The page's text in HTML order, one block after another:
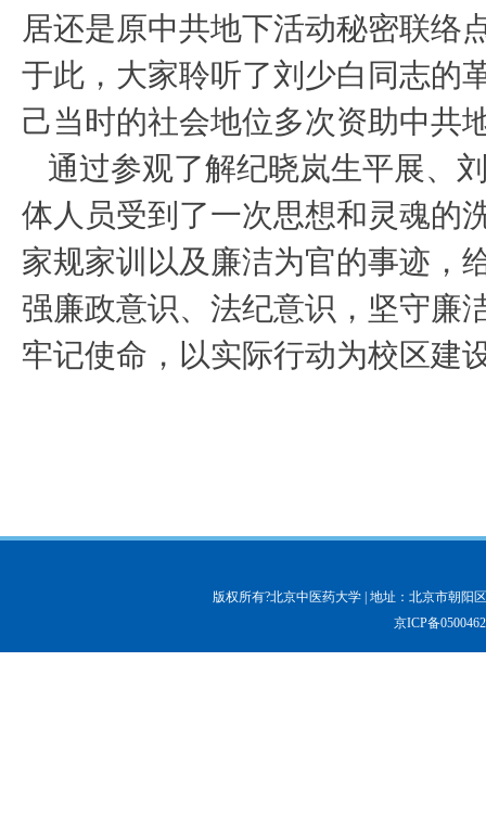
居还是原中共地下活动秘密联络
于此，大家聆听了刘少白同志的
己当时的社会地位多次资助中共
通过参观了解纪晓岚生平展、
体人员受到了一次思想和灵魂的
家规家训以及廉洁为官的事迹，
强廉政意识、法纪意识，坚守廉
牢记使命，以实际行动为校区建
版权所有?北京中医药大学 | 地址：北京市朝阳
京ICP备